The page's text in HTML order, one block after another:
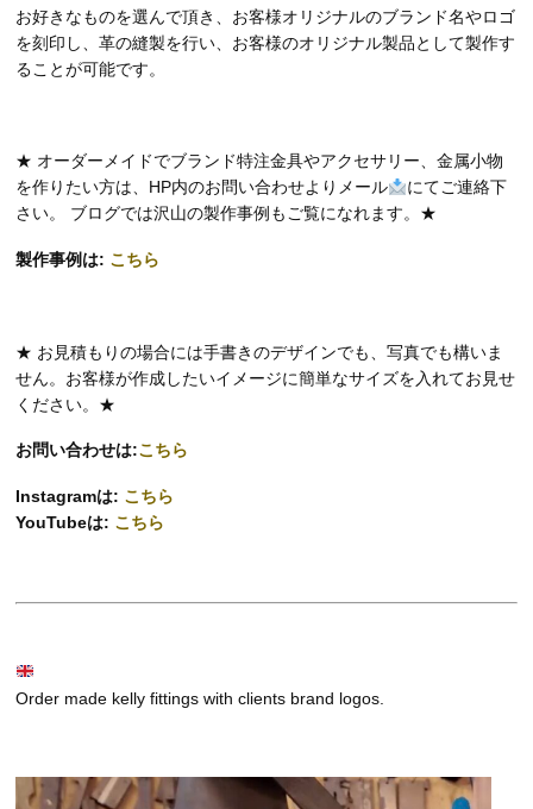
お好きなものを選んで頂き、お客様オリジナルのブランド名やロゴ
を刻印し、革の縫製を行い、お客様のオリジナル製品として製作す
ることが可能です。
★ オーダーメイドでブランド特注金具やアクセサリー、金属小物
を作りたい方は、HP内のお問い合わせよりメール
にてご連絡下
さい。 ブログでは沢山の製作事例もご覧になれます。★
製作事例は: こちら
★ お見積もりの場合には手書きのデザインでも、写真でも構いま
せん。お客様が作成したいイメージに簡単なサイズを入れてお見せ
ください。★
お問い合わせは:こちら
Instagramは: こちら
YouTubeは: こちら
Order made kelly fittings with clients brand logos.